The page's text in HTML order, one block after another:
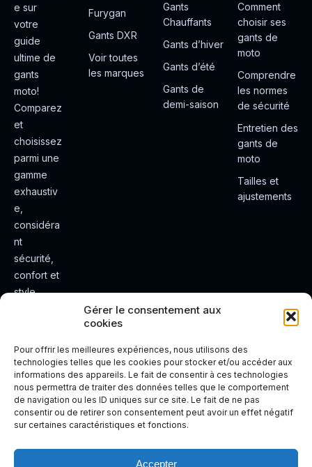
Gérer le consentement aux
cookies
Pour offrir les meilleures expériences, nous utilisons des
technologies telles que les cookies pour stocker et/ou accéder aux
informations des appareils. Le fait de consentir à ces technologies
nous permettra de traiter des données telles que le comportement
de navigation ou les ID uniques sur ce site. Le fait de ne pas
consentir ou de retirer son consentement peut avoir un effet négatif
sur certaines caractéristiques et fonctions.
Accepter
e sur
votre
guide
ultime de
gants
moto!
Comparez
et
choisissez
parmi une
gamme
exhaustiv
e,
considéra
nt
sécurité,
confort et
style.
e de
conduite
plus sûre
et plus
agréable.
Furygan
Gants DXR
Voir toutes
les marques
Gants
Chauffants
Gants d’hiver
Gants d’été
Gants de
demi-saison
Comment
choisir ses
gants de
moto
Comprendre
les normes
de sécurité
Entretien des
gants de
moto
Tailles et
ajustements